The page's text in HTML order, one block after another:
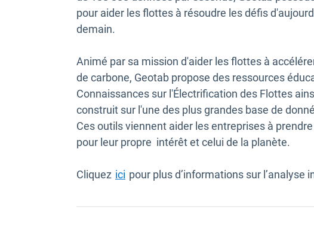
pour aider les flottes à résoudre les défis
demain.
Animé par sa mission d'aider les flottes à
de carbone, Geotab propose des ressources
Connaissances sur l'Électrification des Flottes
construit sur l'une des plus grandes base de
Ces outils viennent aider les entreprises à
pour leur propre intérêt et celui de la planète.
Cliquez ici pour plus d’informations sur l’analyse